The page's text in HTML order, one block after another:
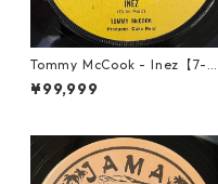
Tommy McCook - Inez【7-21
840】
¥99,999